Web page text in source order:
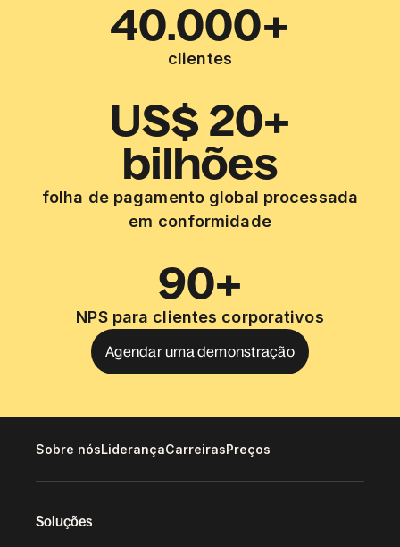
40.000+
clientes
US$ 20+
bilhões
folha de pagamento global processada
em conformidade
90+
NPS para clientes corporativos
Agendar uma demonstração
Sobre nósLiderançaCarreirasPreços
Soluções